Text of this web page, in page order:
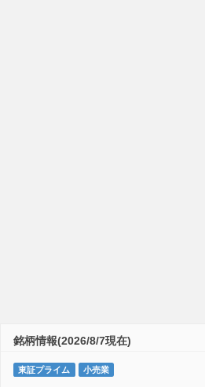
銘柄情報(2026/8/7現在)
東証プライム 小売業